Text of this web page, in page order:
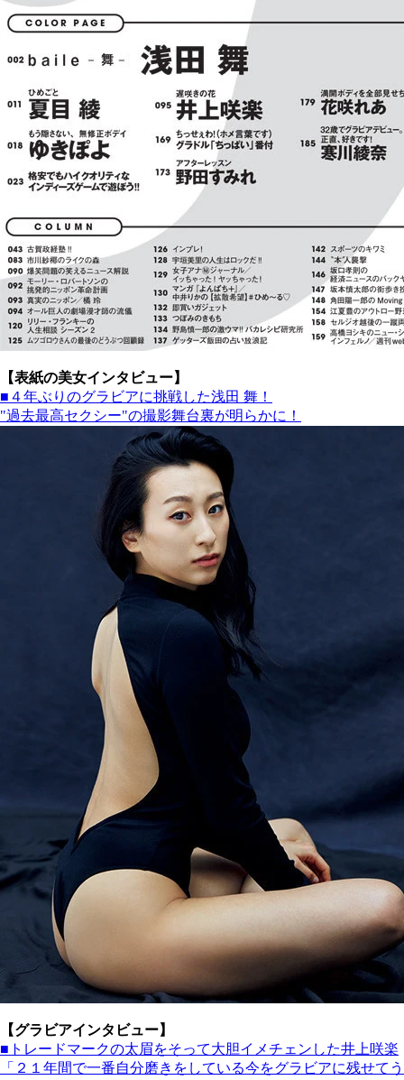
【表紙の美女インタビュー】
■４年ぶりのグラビアに挑戦した浅田 舞！
"過去最高セクシー"の撮影舞台裏が明らかに！
【グラビアインタビュー】
■トレードマークの太眉をそって大胆イメチェンした井上咲楽
「２１年間で一番自分磨きをしている今をグラビアに残せてう